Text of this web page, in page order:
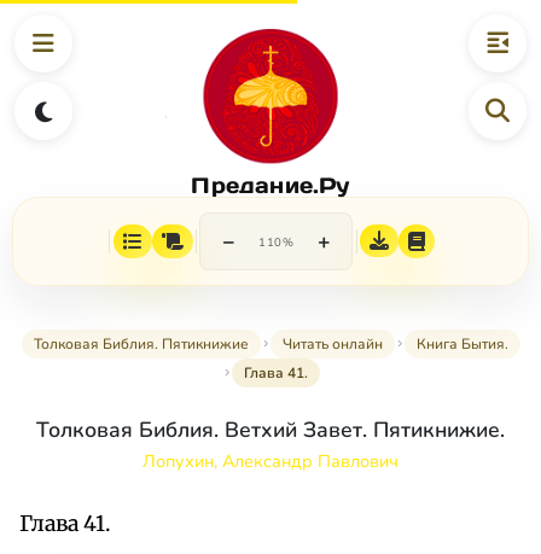
Предание.Ру
− 110% +
Толковая Библия. Пятикнижие Читать онлайн
Книга Бытия.
Глава 41.
Толковая Библия. Ветхий Завет. Пятикнижие.
Лопухин, Александр Павлович
Глава 41.